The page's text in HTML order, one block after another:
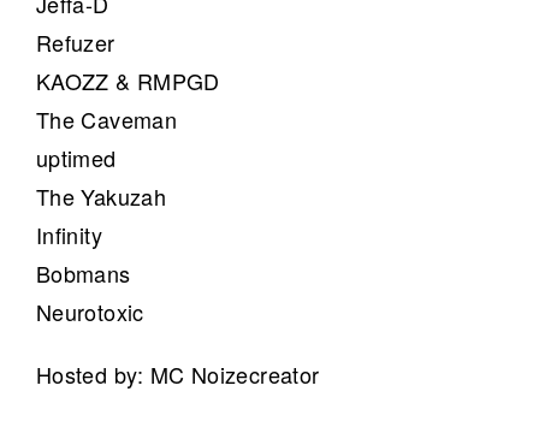
Refuzer
KAOZZ & RMPGD
The Caveman
uptimed
The Yakuzah
Infinity
Bobmans
Neurotoxic
Hosted by: MC Noizecreator